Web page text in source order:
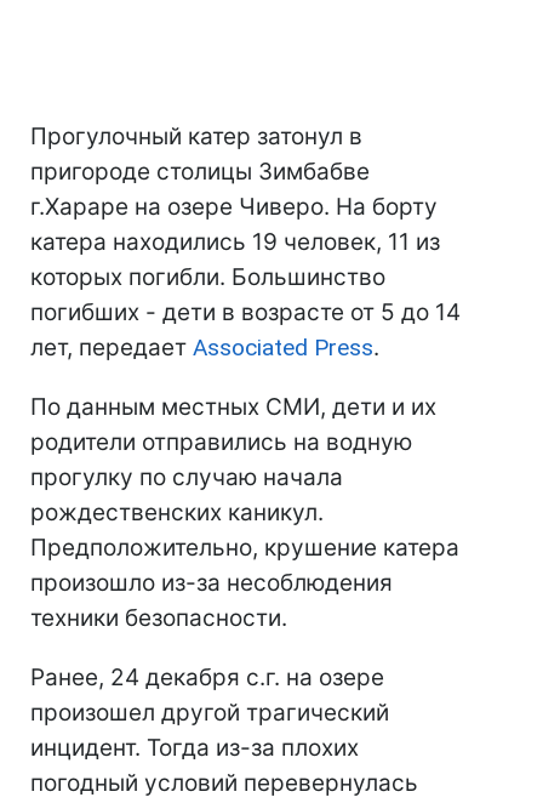
Прогулочный катер затонул в
пригороде столицы Зимбабве
г.Хараре на озере Чиверо. На борту
катера находились 19 человек, 11 из
которых погибли. Большинство
погибших - дети в возрасте от 5 до 14
лет, передает Associated Press.
По данным местных СМИ, дети и их
родители отправились на водную
прогулку по случаю начала
рождественских каникул.
Предположительно, крушение катера
произошло из-за несоблюдения
техники безопасности.
Ранее, 24 декабря с.г. на озере
произошел другой трагический
инцидент. Тогда из-за плохих
погодный условий перевернулась